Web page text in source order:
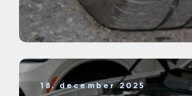
18. december 2025